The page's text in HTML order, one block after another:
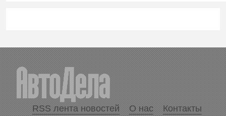
RSS лента новостей О нас
Контакты